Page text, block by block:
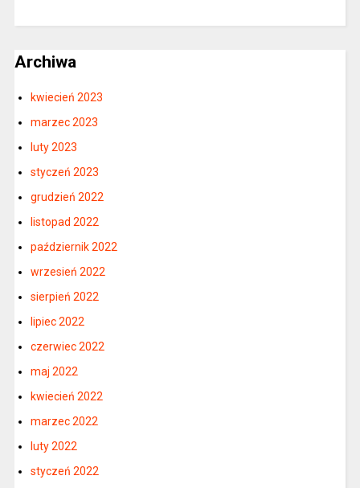
Archiwa
kwiecień 2023
marzec 2023
luty 2023
styczeń 2023
grudzień 2022
listopad 2022
październik 2022
wrzesień 2022
sierpień 2022
lipiec 2022
czerwiec 2022
maj 2022
kwiecień 2022
marzec 2022
luty 2022
styczeń 2022